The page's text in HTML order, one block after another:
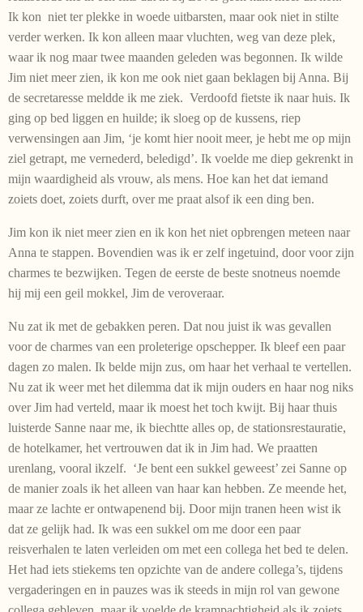
Ik kon niet ter plekke in woede uitbarsten, maar ook niet in stilte
verder werken. Ik kon alleen maar vluchten, weg van deze plek,
waar ik nog maar twee maanden geleden was begonnen. Ik wilde
Jim niet meer zien, ik kon me ook niet gaan beklagen bij Anna. Bij
de secretaresse meldde ik me ziek. Verdoofd fietste ik naar huis. Ik
ging op bed liggen en huilde; ik sloeg op de kussens, riep
verwensingen aan Jim, ‘je komt hier nooit meer, je hebt me op mijn
ziel getrapt, me vernederd, beledigd’. Ik voelde me diep gekrenkt in
mijn waardigheid als vrouw, als mens. Hoe kan het dat iemand
zoiets doet, zoiets durft, over me praat alsof ik een ding ben.
Jim kon ik niet meer zien en ik kon het niet opbrengen meteen naar
Anna te stappen. Bovendien was ik er zelf ingetuind, door voor zijn
charmes te bezwijken. Tegen de eerste de beste snotneus noemde
hij mij een geil mokkel, Jim de veroveraar.
Nu zat ik met de gebakken peren. Dat nou juist ik was gevallen
voor de charmes van een proleterige opschepper. Ik bleef een paar
dagen zo malen. Ik belde mijn zus, om haar het verhaal te vertellen.
Nu zat ik weer met het dilemma dat ik mijn ouders en haar nog niks
over Jim had verteld, maar ik moest het toch kwijt. Bij haar thuis
luisterde Sanne naar me, ik biechtte alles op, de stationsrestauratie,
de hotelkamer, het vertrouwen dat ik in Jim had. We praatten
urenlang, vooral ikzelf. ‘Je bent een sukkel geweest’ zei Sanne op
de manier zoals ik het alleen van haar kan hebben. Ze meende het,
maar ze lachte er ontwapenend bij. Door mijn tranen heen wist ik
dat ze gelijk had. Ik was een sukkel om me door een paar
reisverhalen te laten verleiden om met een collega het bed te delen.
Het had iets stiekems ten opzichte van de andere collega’s, tijdens
vergaderingen en in pauzes was ik steeds in mijn rol van gewone